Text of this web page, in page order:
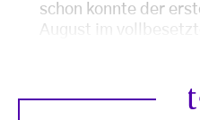
schon konnte der
August im